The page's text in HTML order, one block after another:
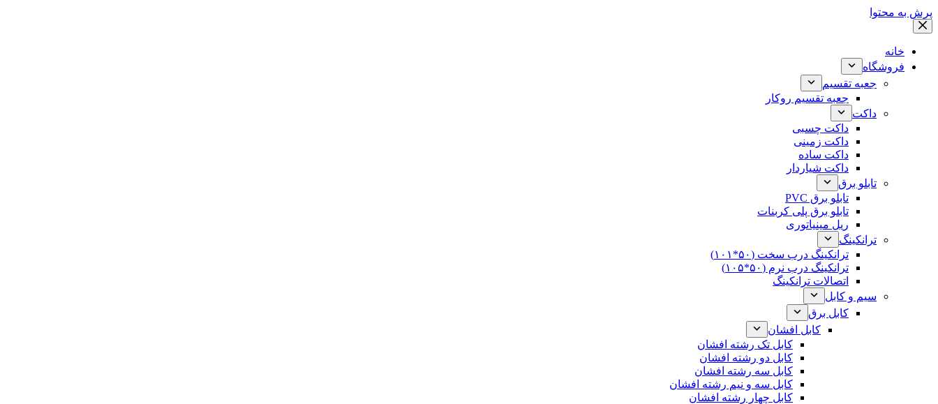
پرش به محتوا
خانه
فروشگاه
جعبه تقسیم
جعبه تقسیم روکار
داکت
داکت چسبی
داکت زمینی
داکت ساده
داکت شیاردار
تابلو برق
تابلو برق PVC
تابلو برق پلی کربنات
ریل مینیاتوری
ترانکینگ
ترانکینگ درب سخت (۵۰*۱۰۱)
ترانکینگ درب نرم (۵۰*۱۰۵)
اتصالات ترانکینگ
سیم و کابل
کابل برق
کابل افشان
کابل تک رشته افشان
کابل دو رشته افشان
کابل سه رشته افشان
کابل سه و نیم رشته افشان
کابل چهار رشته افشان